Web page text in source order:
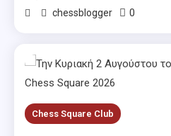
chessblogger 0
Chess Square Club